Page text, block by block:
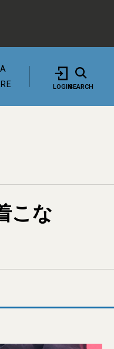
LOGINSEARCH
こな